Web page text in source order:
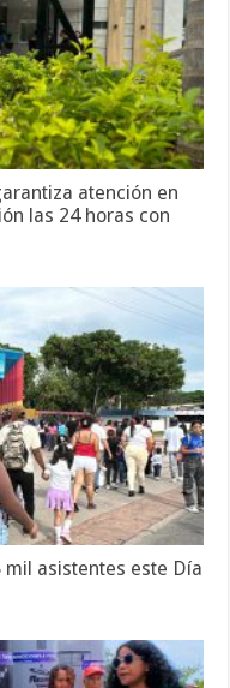
atención en
las 24 horas con
asistentes este Día